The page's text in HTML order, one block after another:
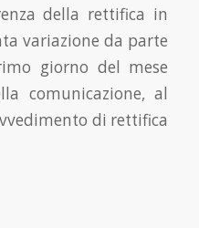
della rettifica in
variazione da parte
giorno del mese
comunicazione, al
di rettifica